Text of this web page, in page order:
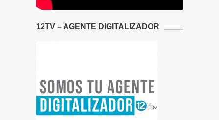
12TV – AGENTE DIGITALIZADOR